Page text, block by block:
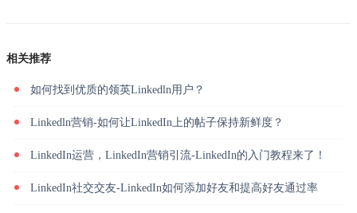
相关推荐
如何找到优质的领英Linkedln用户？
Linkedln营销-如何让LinkedIn上的帖子保持新鲜度？
LinkedIn运营，LinkedIn营销引流-LinkedIn的入门教程来了！
LinkedIn社交交友-LinkedIn如何添加好友和提高好友通过率